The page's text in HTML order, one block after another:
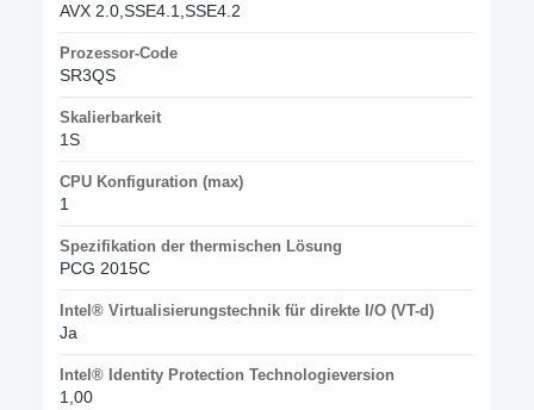
AVX 2.0,SSE4.1,SSE4.2
Prozessor-Code
SR3QS
Skalierbarkeit
1S
CPU Konfiguration (max)
1
Spezifikation der thermischen Lösung
PCG 2015C
Intel® Virtualisierungstechnik für direkte I/O (VT-d)
Ja
Intel® Identity Protection Technologieversion
1,00